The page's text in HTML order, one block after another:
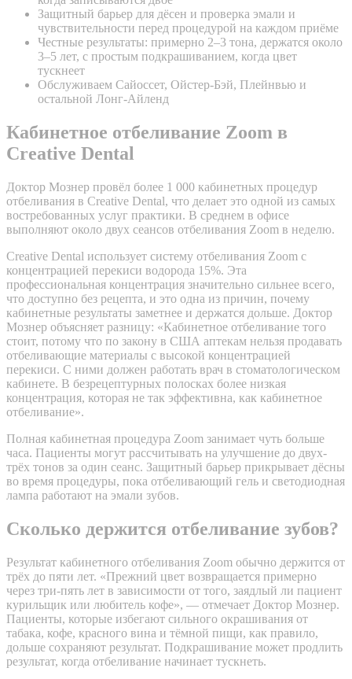
Защитный барьер для дёсен и проверка эмали и
чувствительности перед процедурой на каждом приёме
Честные результаты: примерно 2–3 тона, держатся около
3–5 лет, с простым подкрашиванием, когда цвет
тускнеет
Обслуживаем Сайоссет, Ойстер-Бэй, Плейнвью и
остальной Лонг-Айленд
Кабинетное отбеливание Zoom в
Creative Dental
Доктор Мознер провёл более 1 000 кабинетных процедур
отбеливания в Creative Dental, что делает это одной из самых
востребованных услуг практики. В среднем в офисе
выполняют около двух сеансов отбеливания Zoom в неделю.
Creative Dental использует систему отбеливания Zoom с
концентрацией перекиси водорода 15%. Эта
профессиональная концентрация значительно сильнее всего,
что доступно без рецепта, и это одна из причин, почему
кабинетные результаты заметнее и держатся дольше. Доктор
Мознер объясняет разницу: «Кабинетное отбеливание того
стоит, потому что по закону в США аптекам нельзя продавать
отбеливающие материалы с высокой концентрацией
перекиси. С ними должен работать врач в стоматологическом
кабинете. В безрецептурных полосках более низкая
концентрация, которая не так эффективна, как кабинетное
отбеливание».
Полная кабинетная процедура Zoom занимает чуть больше
часа. Пациенты могут рассчитывать на улучшение до двух-
трёх тонов за один сеанс. Защитный барьер прикрывает дёсны
во время процедуры, пока отбеливающий гель и светодиодная
лампа работают на эмали зубов.
Сколько держится отбеливание зубов?
Результат кабинетного отбеливания Zoom обычно держится от
трёх до пяти лет. «Прежний цвет возвращается примерно
через три-пять лет в зависимости от того, заядлый ли пациент
курильщик или любитель кофе», — отмечает Доктор Мознер.
Пациенты, которые избегают сильного окрашивания от
табака, кофе, красного вина и тёмной пищи, как правило,
дольше сохраняют результат. Подкрашивание может продлить
результат, когда отбеливание начинает тускнеть.